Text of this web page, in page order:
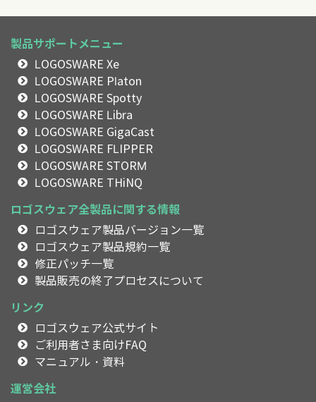
製品サポートメニュー
LOGOSWARE Xe
LOGOSWARE Platon
LOGOSWARE Spotty
LOGOSWARE Libra
LOGOSWARE GigaCast
LOGOSWARE FLIPPER
LOGOSWARE STORM
LOGOSWARE THiNQ
ロゴスウェア全製品に関する情報
ロゴスウェア製品バージョン一覧
ロゴスウェア製品規約一覧
修正パッチ一覧
製品販売の終了プロセスについて
リンク
ロゴスウェア公式サイト
ご利用者さま向けFAQ
マニュアル・資料
運営会社